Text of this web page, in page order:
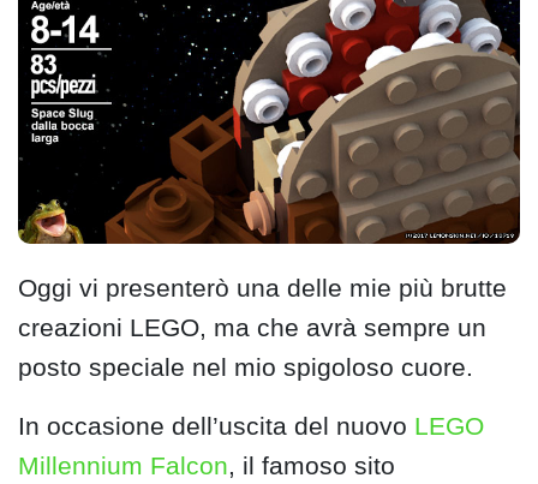
Oggi vi presenterò una delle mie più brutte
creazioni LEGO, ma che avrà sempre un
posto speciale nel mio spigoloso cuore.
In occasione dell’uscita del nuovo LEGO
Millennium Falcon, il famoso sito